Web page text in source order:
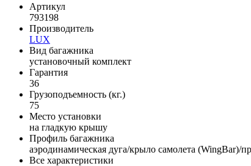
Артикул
793198
Производитель
LUX
Вид багажника
установочный комплект
Гарантия
36
Грузоподъемность (кг.)
75
Место установки
на гладкую крышу
Профиль багажника
аэродинамическая дуга/крыло самолета (WingBar)/
Все характеристики